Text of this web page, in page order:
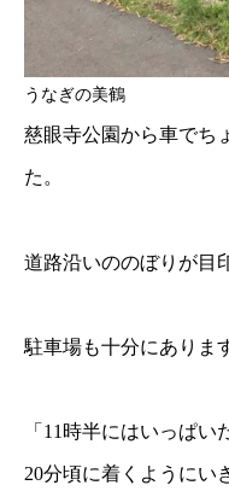
うなぎの美鶴
慈眼寺公園から車でち
た。
道路沿いののぼりが目
駐車場も十分にありま
「11時半にはいっぱ
20分頃に着くようにい